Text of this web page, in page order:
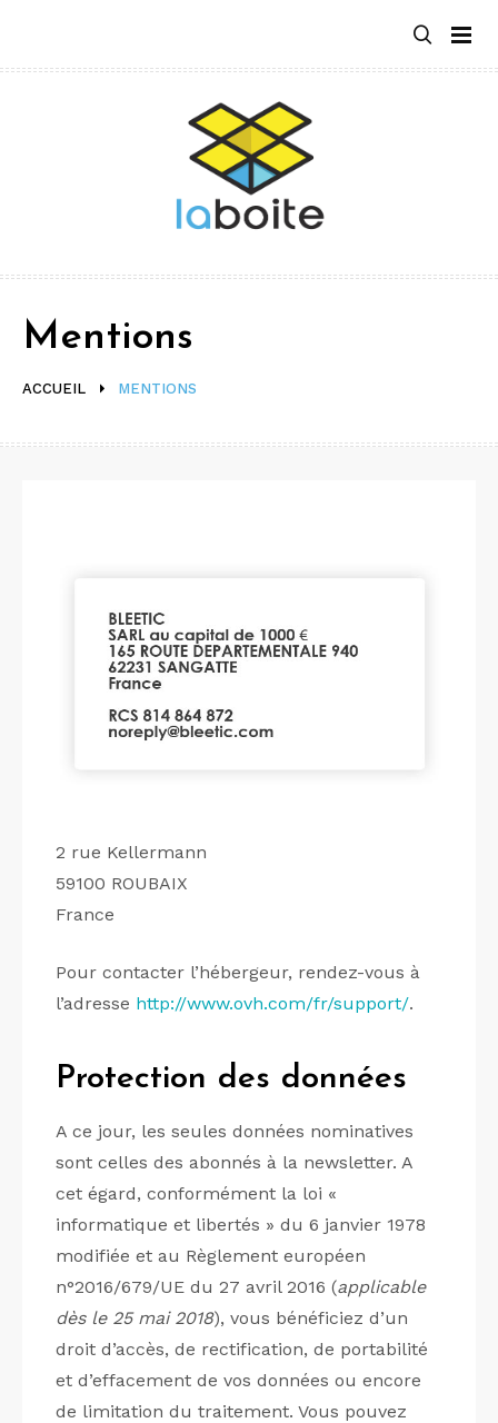
contenu
ACCUEIL MENTIONS
Mentions
2 rue Kellermann
59100 ROUBAIX
France
Pour contacter l’hébergeur, rendez-vous à
l’adresse http://www.ovh.com/fr/support/.
Protection des données
A ce jour, les seules données nominatives
sont celles des abonnés à la newsletter. A
cet égard, conformément la loi «
informatique et libertés » du 6 janvier 1978
modifiée et au Règlement européen
n°2016/679/UE du 27 avril 2016 (applicable
dès le 25 mai 2018), vous bénéficiez d’un
droit d’accès, de rectification, de portabilité
et d’effacement de vos données ou encore
de limitation du traitement. Vous pouvez